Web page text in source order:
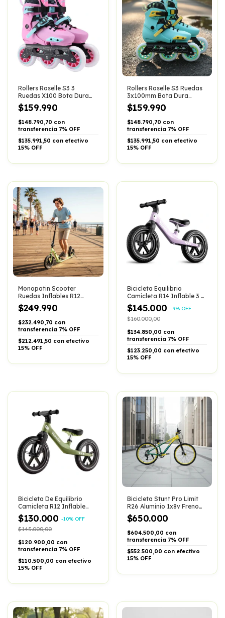
Rollers Roselle S3 3
Ruedas X100 Bota Dura
Extensible Abec9
$159.990
$148.790,70 con
transferencia 7% OFF
$135.991,50 con efectivo
15% OFF
Rollers Roselle S3 Ruedas
3x100mm Bota Dura
Extensible Abec9
$159.990
$148.790,70 con
transferencia 7% OFF
$135.991,50 con efectivo
15% OFF
Monopatin Scooter
Ruedas Inflables R12
Suspension Adultos
$249.990
$232.490,70 con
transferencia 7% OFF
$212.491,50 con efectivo
15% OFF
Bicicleta Equilibrio
Camicleta R14 Inflable 3 A
6 Velocity
$145.000 -9% OFF
$160.000,00
$134.850,00 con
transferencia 7% OFF
$123.250,00 con efectivo
15% OFF
Bicicleta De Equilibrio
Camicleta R12 Inflable
Velocity
$130.000-10% OFF
$145.000,00
$120.900,00 con
transferencia 7% OFF
$110.500,00 con efectivo
15% OFF
Bicicleta Stunt Pro Limit
R26 Aluminio 1x8v Freno
Hidraulico
$650.000
$604.500,00 con
transferencia 7% OFF
$552.500,00 con efectivo
15% OFF